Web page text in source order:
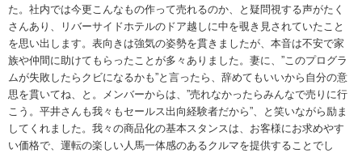
た。社内では今更こんなもの作って売れるのか、と疑問視する声がたく
さんあり、リバーサイドホテルのドア越しに中を覗き見されていたこと
を思い出します。表向きは強気の姿勢を貫きましたが、本音は不安で家
族や仲間に助けてもらったことが多々ありました。妻に、”このプログラ
ムが失敗したらクビになるかも”と言ったら、辞めてもいいから自分の意
思を貫いてね、と。メンバーからは、”売れなかったらみんなで売りに行
こう。平井さんも我々もセールス出向経験者だから”、と笑いながら励ま
してくれました。我々の商品化の基本スタンスは、お客様にお求めやす
い価格で、運転の楽しい人馬一体感のあるクルマを提供することでし